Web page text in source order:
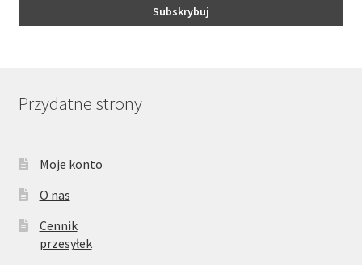
Przydatne strony
Moje konto
O nas
Cennik
przesyłek